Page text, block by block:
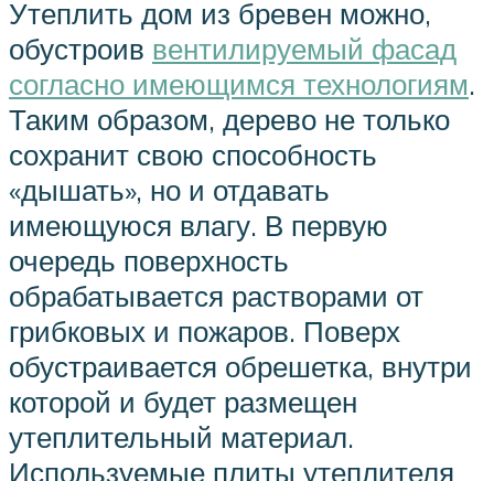
Утеплить дом из бревен можно,
обустроив вентилируемый фасад
согласно имеющимся технологиям.
Таким образом, дерево не только
сохранит свою способность
«дышать», но и отдавать
имеющуюся влагу. В первую
очередь поверхность
обрабатывается растворами от
грибковых и пожаров. Поверх
обустраивается обрешетка, внутри
которой и будет размещен
утеплительный материал.
Используемые плиты утеплителя